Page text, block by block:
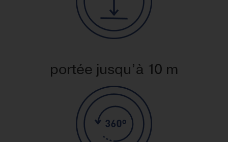
portée jusqu’à 10 m